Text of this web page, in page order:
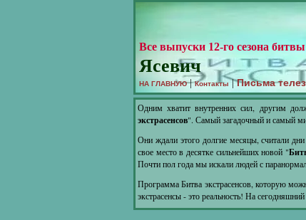
Все выпуски 12-го сезона
Ясевич
НА ГЛАВНУЮ|Контакты|Письма
Одним хватит внутренних сил, другим
экстрасенсов". Самый загадочный и самый
Они ждали этого долгие месяцы, считали
свое место в десятке сильнейших новой "
Почти пол года мы искали людей с
Программа Битва экстрасенсов, которую
экстрасенсы - это реальность! На